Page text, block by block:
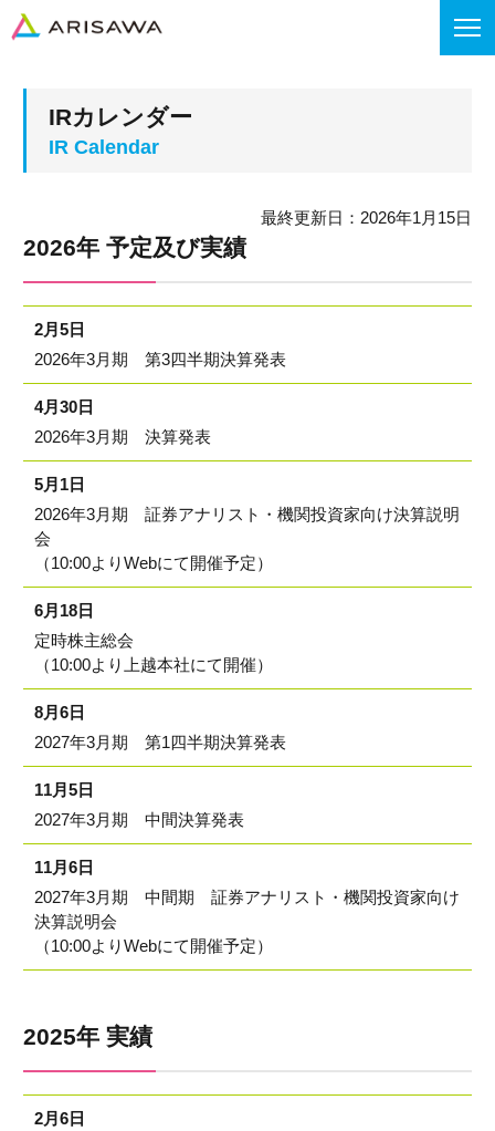
IRカレンダー
最終更新日：2026年1月15日
2026年 予定及び実績
2月5日
2026年3月期 第3四半期決算発表
4月30日
2026年3月期 決算発表
5月1日
2026年3月期 証券アナリスト・機関投資家向け決算説明
会
（10:00よりWebにて開催予定）
6月18日
定時株主総会
（10:00より上越本社にて開催）
8月6日
2027年3月期 第1四半期決算発表
11月5日
2027年3月期 中間決算発表
11月6日
2027年3月期 中間期 証券アナリスト・機関投資家向け
決算説明会
（10:00よりWebにて開催予定）
2025年 実績
2月6日